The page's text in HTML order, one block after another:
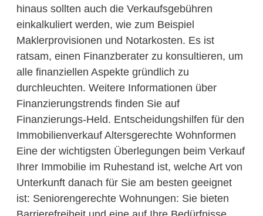
hinaus sollten auch die Verkaufsgebühren
einkalkuliert werden, wie zum Beispiel
Maklerprovisionen und Notarkosten. Es ist
ratsam, einen Finanzberater zu konsultieren, um
alle finanziellen Aspekte gründlich zu
durchleuchten. Weitere Informationen über
Finanzierungstrends finden Sie auf
Finanzierungs-Held. Entscheidungshilfen für den
Immobilienverkauf Altersgerechte Wohnformen
Eine der wichtigsten Überlegungen beim Verkauf
Ihrer Immobilie im Ruhestand ist, welche Art von
Unterkunft danach für Sie am besten geeignet
ist: Seniorengerechte Wohnungen: Sie bieten